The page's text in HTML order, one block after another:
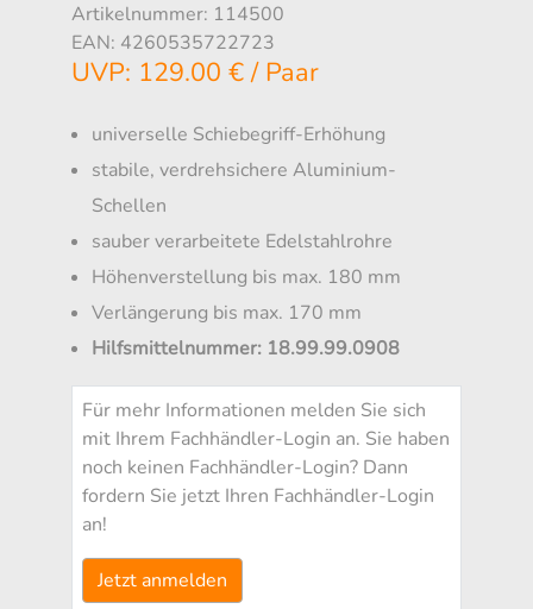
Artikelnummer: 114500
EAN: 4260535722723
UVP: 129.00 € / Paar
universelle Schiebegriff-Erhöhung
stabile, verdrehsichere Aluminium-
Schellen
sauber verarbeitete Edelstahlrohre
Höhenverstellung bis max. 180 mm
Verlängerung bis max. 170 mm
Hilfsmittelnummer: 18.99.99.0908
Für mehr Informationen melden Sie sich
mit Ihrem Fachhändler-Login an. Sie haben
noch keinen Fachhändler-Login? Dann
fordern Sie jetzt Ihren Fachhändler-Login
an!
Jetzt anmelden